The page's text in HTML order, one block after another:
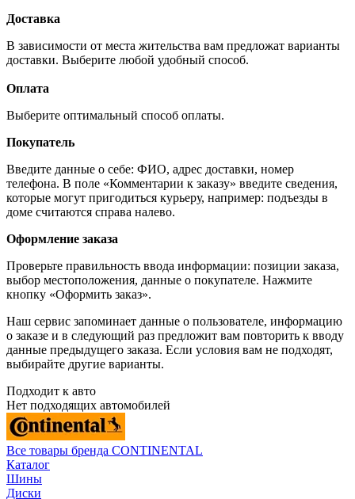
Доставка
В зависимости от места жительства вам предложат варианты
доставки. Выберите любой удобный способ.
Оплата
Выберите оптимальный способ оплаты.
Покупатель
Введите данные о себе: ФИО, адрес доставки, номер
телефона. В поле «Комментарии к заказу» введите сведения,
которые могут пригодиться курьеру, например: подъезды в
доме считаются справа налево.
Оформление заказа
Проверьте правильность ввода информации: позиции заказа,
выбор местоположения, данные о покупателе. Нажмите
кнопку «Оформить заказ».
Наш сервис запоминает данные о пользователе, информацию
о заказе и в следующий раз предложит вам повторить к вводу
данные предыдущего заказа. Если условия вам не подходят,
выбирайте другие варианты.
Подходит к авто
Нет подходящих автомобилей
Все товары бренда CONTINENTAL
Каталог
Шины
Диски